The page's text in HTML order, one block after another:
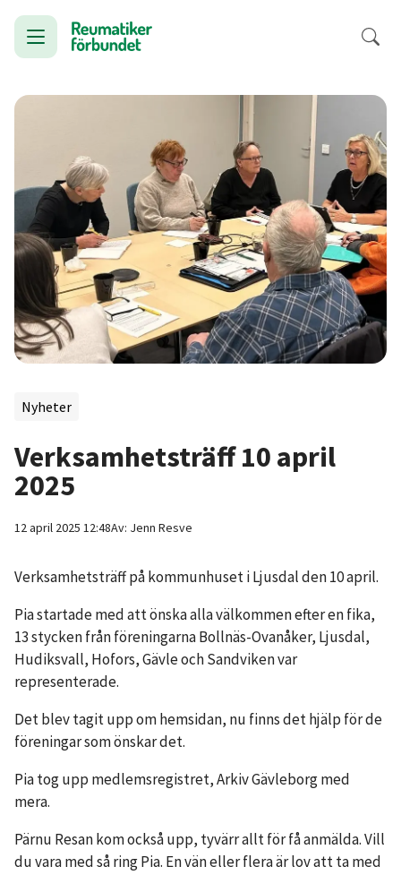
Nyheter
Verksamhetsträff 10 april
2025
12 april 2025 12:48Av: Jenn Resve
Verksamhetsträff på kommunhuset i Ljusdal den 10 april.
Pia startade med att önska alla välkommen efter en fika,
13 stycken från föreningarna Bollnäs​-Ovanåker, Ljusdal,
Hudiksvall, Hofors, Gävle och Sandviken var
representerade.
Det blev tagit upp om hemsidan, nu finns det hjälp för de
föreningar som önskar det.
Pia tog upp medlemsregistret, Arkiv Gävleborg med
mera.
Pärnu Resan kom också upp, tyvärr allt för få anmälda. Vill
du vara med så ring Pia. En vän eller flera är lov att ta med